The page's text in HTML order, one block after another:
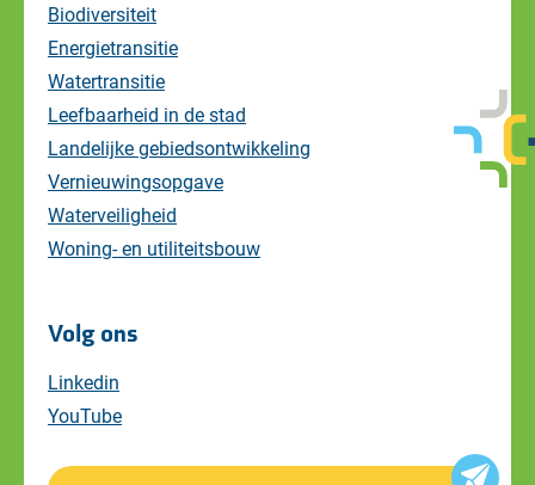
Biodiversiteit
Energietransitie
Watertransitie
Leefbaarheid in de stad
Landelijke gebiedsontwikkeling
Vernieuwingsopgave
Waterveiligheid
Woning- en utiliteitsbouw
Volg ons
Linkedin
YouTube